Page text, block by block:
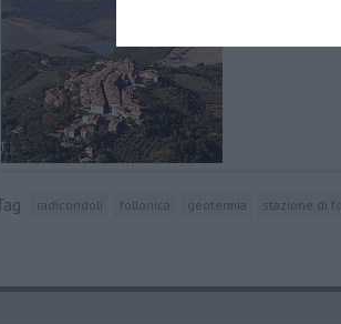
radicondoli follonica geotermia stazione di